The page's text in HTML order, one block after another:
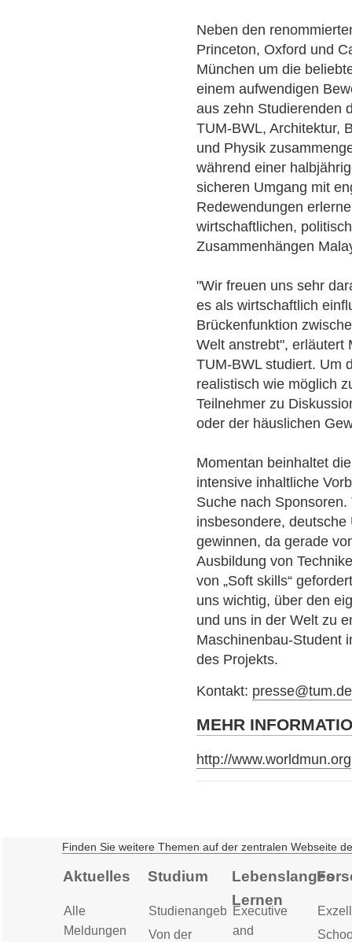
Neben den
Princeton, Oxford und
München um die
einem aufwendigen
aus zehn Studierenden
TUM-BWL, Architektur,
und Physik
während einer
sicheren Umgang mit
Redewendungen
wirtschaftlichen,
Zusammenhängen
"Wir freuen uns sehr
es als wirtschaftlich
Brückenfunktion
Welt anstrebt", erläutert
TUM-BWL studiert. Um
realistisch wie möglich
Teilnehmer zu
oder der häuslichen
Momentan beinhaltet
intensive inhaltliche
Suche nach
insbesondere,
gewinnen, da gerade
Ausbildung von
von „Soft skills“
uns wichtig, über den
und uns in der Welt zu
Maschinenbau-Student
des Projekts.
Kontakt: presse@tum.de
MEHR
http://www.worldmun.org
Finden Sie weitere Themen auf der zentralen Webseite
Aktuelles
Alle
Meldungen
Studium
Studienangebot
Von der
Lebenslanges
Lernen
Executive
and